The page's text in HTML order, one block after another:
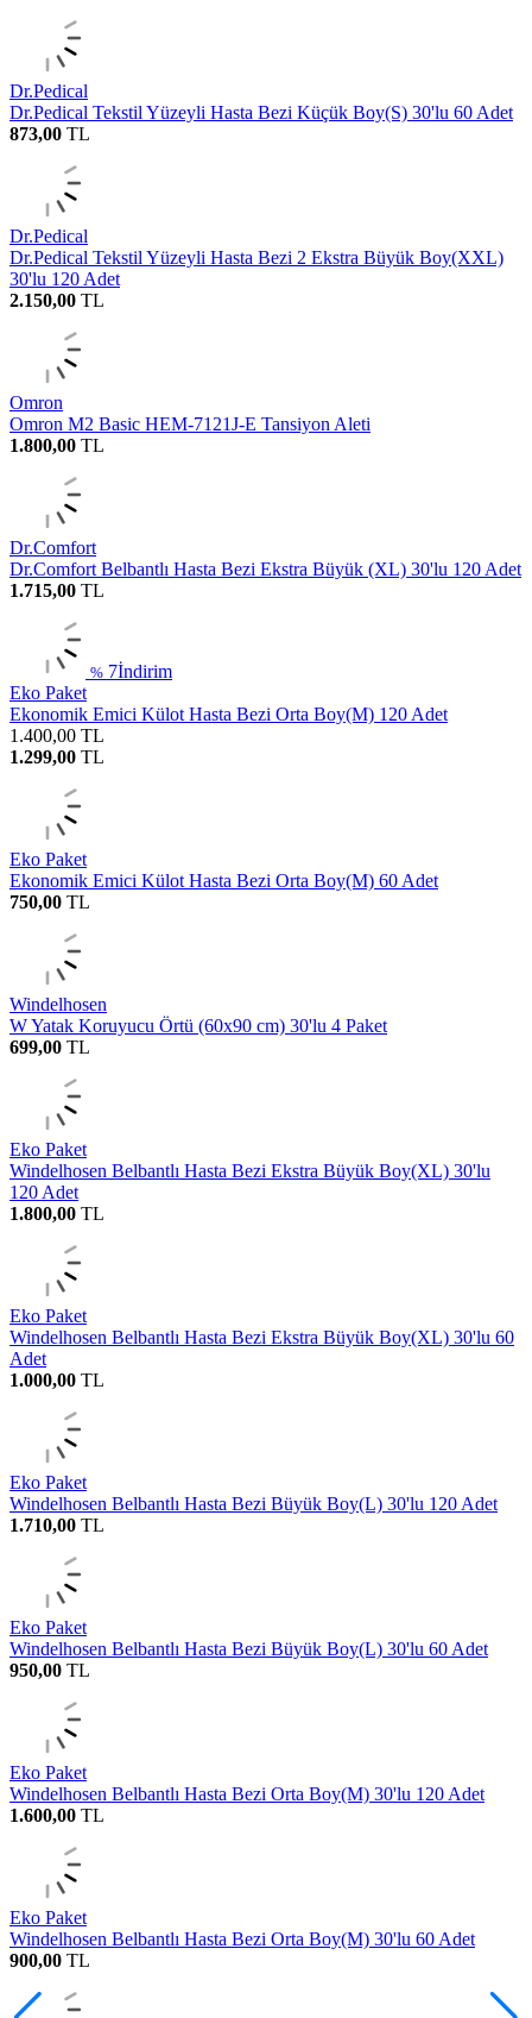
Dr.Pedical
Dr.Pedical Tekstil Yüzeyli Hasta Bezi Küçük Boy(S) 30'lu 60 Adet
873,00 TL
Dr.Pedical
Dr.Pedical Tekstil Yüzeyli Hasta Bezi 2 Ekstra Büyük Boy(XXL)
30'lu 120 Adet
2.150,00 TL
Omron
Omron M2 Basic HEM-7121J-E Tansiyon Aleti
1.800,00 TL
Dr.Comfort
Dr.Comfort Belbantlı Hasta Bezi Ekstra Büyük (XL) 30'lu 120 Adet
1.715,00 TL
% 7İndirim
Eko Paket
Ekonomik Emici Külot Hasta Bezi Orta Boy(M) 120 Adet
1.400,00 TL
1.299,00 TL
Eko Paket
Ekonomik Emici Külot Hasta Bezi Orta Boy(M) 60 Adet
750,00 TL
Windelhosen
W Yatak Koruyucu Örtü (60x90 cm) 30'lu 4 Paket
699,00 TL
Eko Paket
Windelhosen Belbantlı Hasta Bezi Ekstra Büyük Boy(XL) 30'lu
120 Adet
1.800,00 TL
Eko Paket
Windelhosen Belbantlı Hasta Bezi Ekstra Büyük Boy(XL) 30'lu 60
Adet
1.000,00 TL
Eko Paket
Windelhosen Belbantlı Hasta Bezi Büyük Boy(L) 30'lu 120 Adet
1.710,00 TL
Eko Paket
Windelhosen Belbantlı Hasta Bezi Büyük Boy(L) 30'lu 60 Adet
950,00 TL
Eko Paket
Windelhosen Belbantlı Hasta Bezi Orta Boy(M) 30'lu 120 Adet
1.600,00 TL
Eko Paket
Windelhosen Belbantlı Hasta Bezi Orta Boy(M) 30'lu 60 Adet
900,00 TL